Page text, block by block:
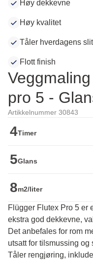
Høy dekkevne
Høy kvalitet
Tåler hverdagens
Flott finish
pro 5 -
Artikkelnummer 30843
4Timer
5Glans
8m2/liter
Flügger Flutex Pro 5 er
ekstra god dekkevne,
Det anbefales for rom
utsatt for tilsmussing
Tåler rengjøring,